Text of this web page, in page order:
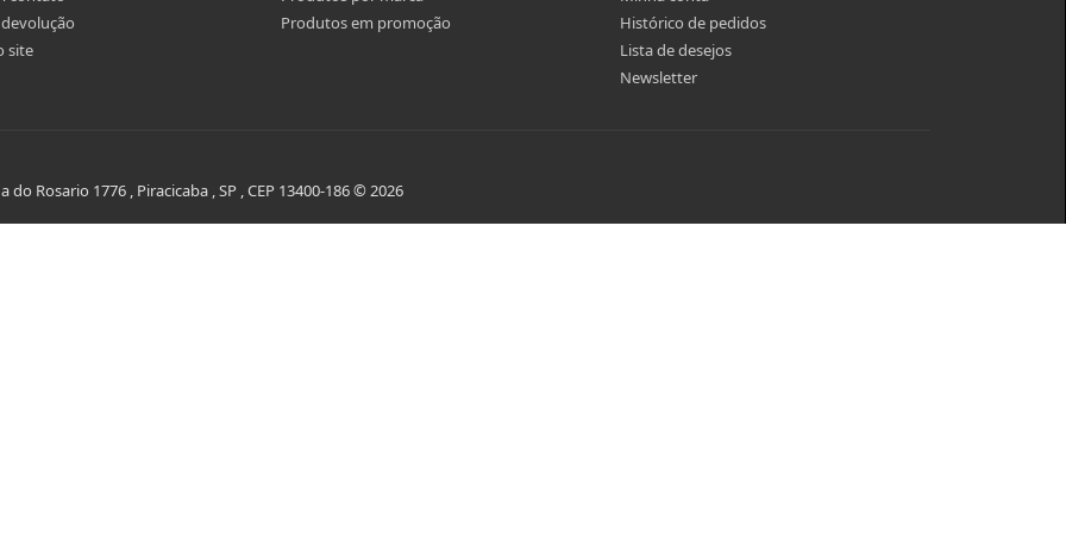
site
Produtos em promoção
Histórico de pedidos
Lista de desejos
Newsletter
do Rosario 1776 , Piracicaba , SP , CEP 13400-186 © 2026